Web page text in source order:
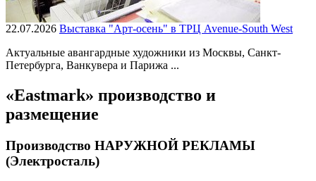
22.07.2026 Выставка "Арт-осень" в ТРЦ Avenue-South West
Актуальные авангардные художники из Москвы, Санкт-
Петербурга, Ванкувера и Парижа ...
«Eastmark» производство и
размещение
Производство НАРУЖНОЙ РЕКЛАМЫ
(Электросталь)